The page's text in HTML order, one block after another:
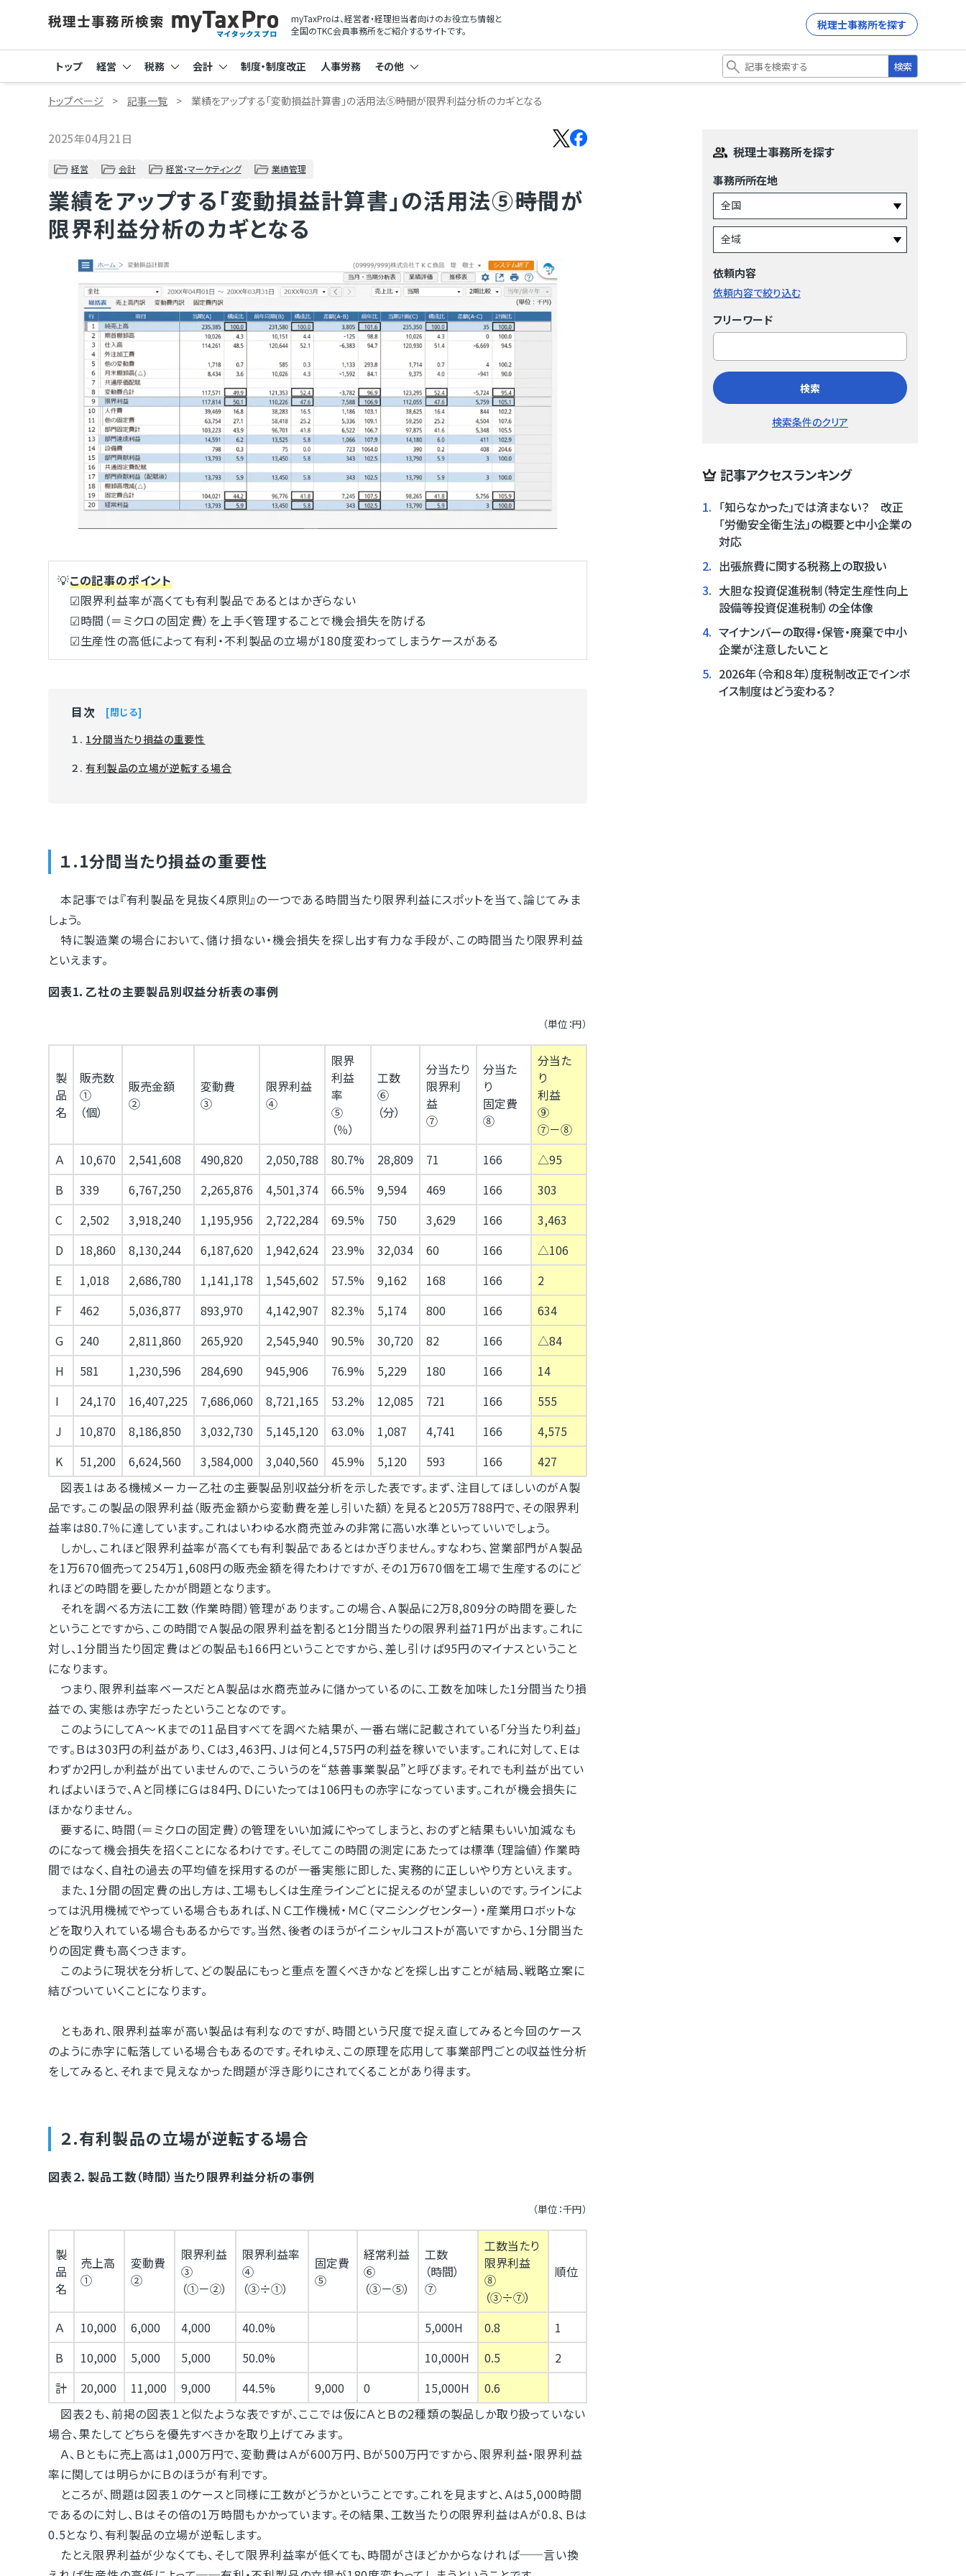
myTaxProは、経営者・経理担当者向けのお役立ち情報と
全国のTKC会員事務所をご紹介するサイトです。
税理士事務所を探す
トップ 経営 税務 会計 制度・制度改正 人事労務 その他 検索
トップページ 記事一覧 業績をアップする「変動損益計算書」の活用法⑤――時間が限界利益分析のカギとなる
2025年04月21日
経営 会計 経営・マーケティング 業績管理
業績をアップする「変動損益計算書」の活用法⑤――時間が
限界利益分析のカギとなる
💡この記事のポイント
☑限界利益率が高くても有利製品であるとはかぎらない
☑時間（＝ミクロの固定費）を上手く管理することで機会損失を防げる
☑生産性の高低によって有利・不利製品の立場が180度変わってしまうケースがある
目次 閉じる
１. 1分間当たり損益の重要性
２. 有利製品の立場が逆転する場合
１.1分間当たり損益の重要性
本記事では『有利製品を見抜く4原則』の一つである時間当たり限界利益にスポットを当て、論じてみま
しょう。
特に製造業の場合において、儲け損ない・機会損失を探し出す有力な手段が、この時間当たり限界利益
といえます。
図表1．乙社の主要製品別収益分析表の事例
（単位：円）
製
品
名
販売数
①
（個）
販売金額
②
変動費
③
限界利益
④
限界
利益
率
⑤
（％）
工数
⑥
（分）
分当たり
限界利
益
⑦
分当た
り
固定費
⑧
分当た
り
利益
⑨
⑦－⑧
Ａ
10,670 2,541,608 490,820 2,050,788 80.7% 28,809 71 166
△95
B
339 6,767,250 2,265,876 4,501,374 66.5% 9,594 469 166
303
C
2,502 3,918,240 1,195,956 2,722,284 69.5% 750 3,629 166
3,463
D
18,860 8,130,244 6,187,620 1,942,624 23.9% 32,034 60 166
△106
E
1,018 2,686,780 1,141,178 1,545,602 57.5% 9,162 168 166
2
F
462 5,036,877 893,970 4,142,907 82.3% 5,174 800 166
634
G
240 2,811,860 265,920 2,545,940 90.5% 30,720 82 166
△84
H
581 1,230,596 284,690 945,906 76.9% 5,229 180 166
14
I
24,170 16,407,225 7,686,060 8,721,165 53.2% 12,085 721 166
555
J
10,870 8,186,850 3,032,730 5,145,120 63.0% 1,087 4,741 166
4,575
K
51,200 6,624,560 3,584,000 3,040,560 45.9% 5,120 593 166
427
図表１はある機械メーカー乙社の主要製品別収益分析を示した表です。まず、注目してほしいのがＡ製
品です。この製品の限界利益（販売金額から変動費を差し引いた額）を見ると205万788円で、その限界利
益率は80.7％に達しています。これはいわゆる水商売並みの非常に高い水準といっていいでしょう。
しかし、これほど限界利益率が高くても有利製品であるとはかぎりません。すなわち、営業部門がＡ製品
を1万670個売って254万1,608円の販売金額を得たわけですが、その1万670個を工場で生産するのにど
れほどの時間を要したかが問題となります。
それを調べる方法に工数（作業時間）管理があります。この場合、Ａ製品に2万8,809分の時間を要した
ということですから、この時間でＡ製品の限界利益を割ると1分間当たりの限界利益71円が出ます。これに
対し、1分間当たり固定費はどの製品も166円ということですから、差し引けば95円のマイナスということ
になります。
つまり、限界利益率ベースだとＡ製品は水商売並みに儲かっているのに、工数を加味した1分間当たり損
益での、実態は赤字だったということなのです。
このようにしてＡ～Ｋまでの11品目すべてを調べた結果が、一番右端に記載されている「分当たり利益」
です。Ｂは303円の利益があり、Ｃは3,463円、Ｊは何と4,575円の利益を稼いでいます。これに対して、Ｅは
わずか2円しか利益が出ていませんので、こういうのを“慈善事業製品”と呼びます。それでも利益が出てい
ればよいほうで、Ａと同様にＧは84円、Ｄにいたっては106円もの赤字になっています。これが機会損失に
ほかなりません。
要するに、時間（＝ミクロの固定費）の管理をいい加減にやってしまうと、おのずと結果もいい加減なも
のになって機会損失を招くことになるわけです。そしてこの時間の測定にあたっては標準（理論値）作業時
間ではなく、自社の過去の平均値を採用するのが一番実態に即した、実務的に正しいやり方といえます。
また、1分間の固定費の出し方は、工場もしくは生産ラインごとに捉えるのが望ましいのです。ラインによ
っては汎用機械でやっている場合もあれば、ＮＣ工作機械・ＭＣ（マニシングセンター）・産業用ロボットな
どを取り入れている場合もあるからです。当然、後者のほうがイニシャルコストが高いですから、1分間当た
りの固定費も高くつきます。
このように現状を分析して、どの製品にもっと重点を置くべきかなどを探し出すことが結局、戦略立案に
結びついていくことになります。
ともあれ、限界利益率が高い製品は有利なのですが、時間という尺度で捉え直してみると今回のケース
のように赤字に転落している場合もあるのです。それゆえ、この原理を応用して事業部門ごとの収益性分析
をしてみると、それまで見えなかった問題が浮き彫りにされてくることがあり得ます。
２.有利製品の立場が逆転する場合
図表２．製品工数（時間）当たり限界利益分析の事例
（単位：千円）
製
品
名
売上高
①
変動費
②
限界利益
③
（①－②）
限界利益率
④
（③÷①）
固定費
⑤
経常利益
⑥
（③－⑤）
工数
（時間）
⑦
工数当たり
限界利益
⑧
（③÷⑦）
順位
Ａ 10,000 6,000 4,000 40.0% 5,000H 0.8
1
B
10,000 5,000 5,000 50.0% 10,000H 0.5
2
計
20,000 11,000 9,000 44.5% 9,000 0 15,000H
0.6
図表２も、前掲の図表１と似たような表ですが、ここでは仮にＡとＢの2種類の製品しか取り扱っていない
場合、果たしてどちらを優先すべきかを取り上げてみます。
Ａ、Ｂともに売上高は1,000万円で、変動費はＡが600万円、Ｂが500万円ですから、限界利益・限界利益
率に関しては明らかにＢのほうが有利です。
ところが、問題は図表１のケースと同様に工数がどうかということです。これを見ますと、Ａは5,000時間
であるのに対し、Ｂはその倍の1万時間もかかっています。その結果、工数当たりの限界利益はＡが0.8、Ｂは
0.5となり、有利製品の立場が逆転します。
たとえ限界利益が少なくても、そして限界利益率が低くても、時間がさほどかからなければ──言い換
税理士事務所を探す
事務所所在地
依頼内容
依頼内容で絞り込む
フリーワード
検索
検索条件のクリア
記事アクセスランキング
1. 「知らなかった」では済まない？ 改正
「労働安全衛生法」の概要と中小企業の
対応
2. 出張旅費に関する税務上の取扱い
3. 大胆な投資促進税制（特定生産性向上
設備等投資促進税制）の全体像
4. マイナンバーの取得・保管・廃棄で中小
企業が注意したいこと
5. 2026年（令和８年）度税制改正でインボ
イス制度はどう変わる？